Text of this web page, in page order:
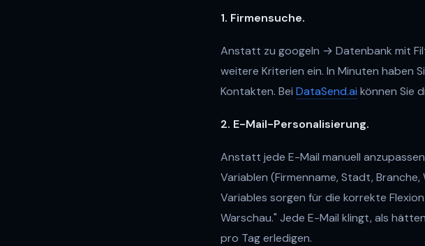
1. Firmensuche.
Anstatt zu googeln → Datenbank mit
weitere Kriterien ein. In Minuten haben
Kontakten. Bei DataSend.ai können Sie
2. E-Mail-Personalisierung.
Anstatt jede E-Mail manuell
Variablen (Firmenname, Stadt,
Variables sorgen für die korrekte
Warschau." Jede E-Mail klingt, als
pro Tag erledigen.